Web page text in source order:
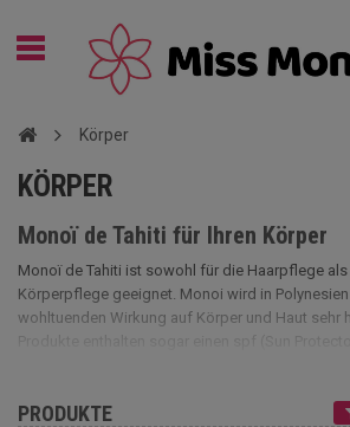
Körper
KÖRPER
Monoï de Tahiti für Ihren Körper
Monoï de Tahiti ist sowohl für die Haarpflege
Körperpflege geeignet. Monoi wird in
wohltuenden Wirkung auf Körper und Haut sehr
hilft, im Sommer gegen die Sonnenstrahlen zu
und Markenprodukten.
PRODUKTE